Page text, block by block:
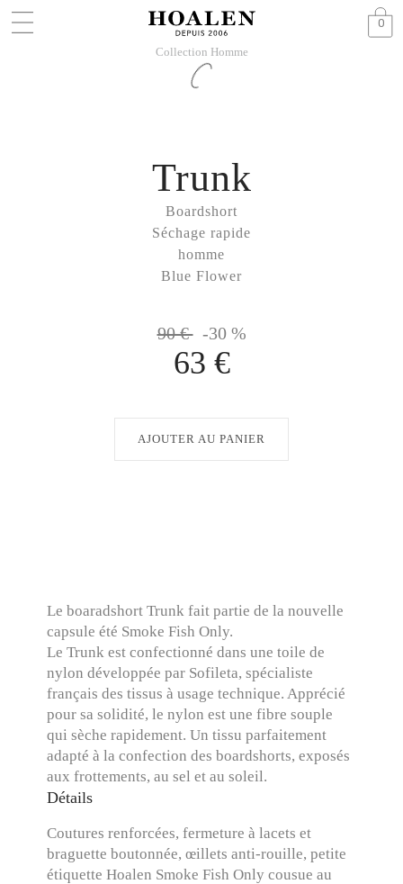
0
Collection Homme
Boardshort
Séchage rapide
homme
Blue Flower
Trunk
90 € -30 %
63 €
AJOUTER AU PANIER
Le boaradshort Trunk fait partie de la nouvelle
capsule été Smoke Fish Only.
Le Trunk est confectionné dans une toile de
nylon développée par Sofileta, spécialiste
français des tissus à usage technique. Apprécié
pour sa solidité, le nylon est une fibre souple
qui sèche rapidement. Un tissu parfaitement
adapté à la confection des boardshorts, exposés
aux frottements, au sel et au soleil.
Détails
Coutures renforcées, fermeture à lacets et
braguette boutonnée, œillets anti-rouille, petite
étiquette Hoalen Smoke Fish Only cousue au